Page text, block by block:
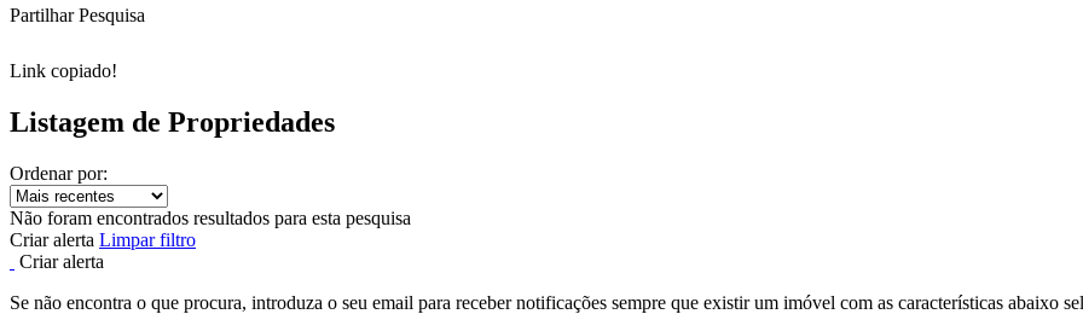
Partilhar Pesquisa
Link copiado!
Listagem de Propriedades
Ordenar por:
Não foram encontrados resultados para esta pesquisa
Criar alerta Limpar filtro
Criar alerta
Se não encontra o que procura, introduza o seu email para receber notificações sempre que existir um imóvel com as características abaixo